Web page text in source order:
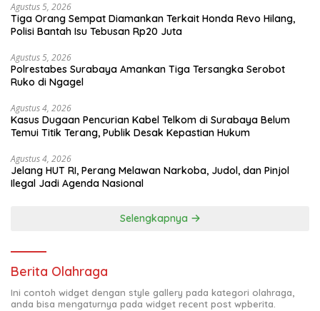
Agustus 5, 2026
Tiga Orang Sempat Diamankan Terkait Honda Revo Hilang,
Polisi Bantah Isu Tebusan Rp20 Juta
Agustus 5, 2026
Polrestabes Surabaya Amankan Tiga Tersangka Serobot
Ruko di Ngagel
Agustus 4, 2026
Kasus Dugaan Pencurian Kabel Telkom di Surabaya Belum
Temui Titik Terang, Publik Desak Kepastian Hukum
Agustus 4, 2026
Jelang HUT RI, Perang Melawan Narkoba, Judol, dan Pinjol
Ilegal Jadi Agenda Nasional
Selengkapnya
Berita Olahraga
Ini contoh widget dengan style gallery pada kategori olahraga,
anda bisa mengaturnya pada widget recent post wpberita.